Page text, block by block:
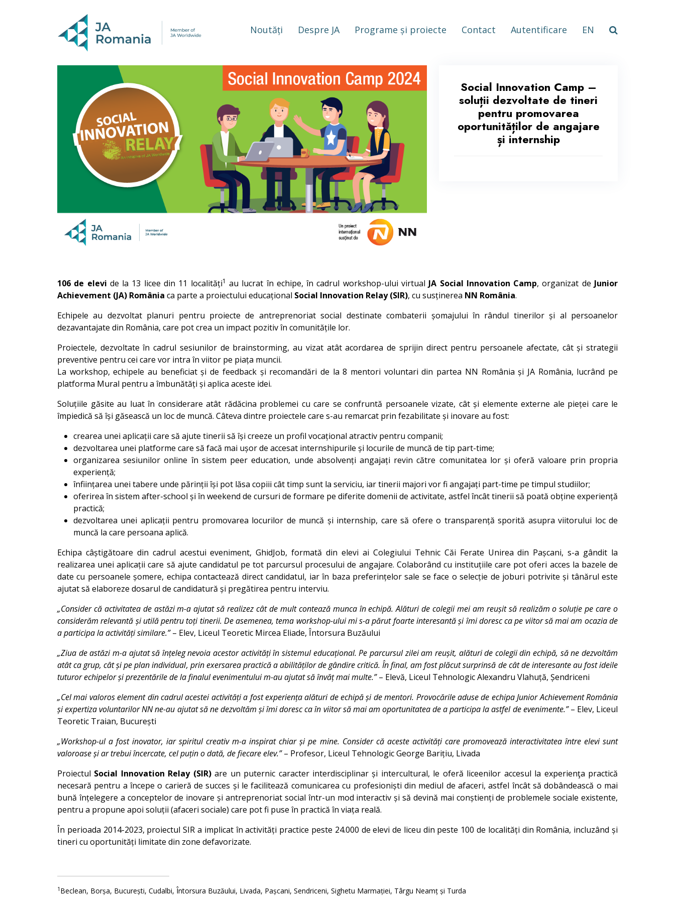
Noutăți Despre JA Programe și proiecte Contact Autentificare EN
Social Innovation Camp –
soluții dezvoltate de tineri
pentru promovarea
oportunităților de angajare
și internship
106 de elevi de la 13 licee din 11 localități1 au lucrat în echipe, în cadrul workshop-ului virtual JA Social Innovation Camp, organizat de Junior
Achievement (JA) România ca parte a proiectului educațional Social Innovation Relay (SIR), cu susținerea NN România.
Echipele au dezvoltat planuri pentru proiecte de antreprenoriat social destinate combaterii șomajului în rândul tinerilor și al persoanelor
dezavantajate din România, care pot crea un impact pozitiv în comunitățile lor.
Proiectele, dezvoltate în cadrul sesiunilor de brainstorming, au vizat atât acordarea de sprijin direct pentru persoanele afectate, cât și strategii
preventive pentru cei care vor intra în viitor pe piața muncii.
La workshop, echipele au beneficiat și de feedback și recomandări de la 8 mentori voluntari din partea NN România și JA România, lucrând pe
platforma Mural pentru a îmbunătăți și aplica aceste idei.
Soluțiile găsite au luat în considerare atât rădăcina problemei cu care se confruntă persoanele vizate, cât și elemente externe ale pieței care le
împiedică să își găsească un loc de muncă. Câteva dintre proiectele care s-au remarcat prin fezabilitate și inovare au fost:
crearea unei aplicații care să ajute tinerii să își creeze un profil vocațional atractiv pentru companii;
dezvoltarea unei platforme care să facă mai ușor de accesat internshipurile și locurile de muncă de tip part-time;
organizarea sesiunilor online în sistem peer education, unde absolvenți angajați revin către comunitatea lor și oferă valoare prin propria
experiență;
înființarea unei tabere unde părinții își pot lăsa copiii cât timp sunt la serviciu, iar tinerii majori vor fi angajați part-time pe timpul studiilor;
oferirea în sistem after-school și în weekend de cursuri de formare pe diferite domenii de activitate, astfel încât tinerii să poată obține experiență
practică;
dezvoltarea unei aplicații pentru promovarea locurilor de muncă și internship, care să ofere o transparență sporită asupra viitorului loc de
muncă la care persoana aplică.
Echipa câștigătoare din cadrul acestui eveniment, GhidJob, formată din elevi ai Colegiului Tehnic Căi Ferate Unirea din Pașcani, s-a gândit la
realizarea unei aplicații care să ajute candidatul pe tot parcursul procesului de angajare. Colaborând cu instituțiile care pot oferi acces la bazele de
date cu persoanele șomere, echipa contactează direct candidatul, iar în baza preferințelor sale se face o selecție de joburi potrivite și tânărul este
ajutat să elaboreze dosarul de candidatură și pregătirea pentru interviu.
„Consider că activitatea de astăzi m-a ajutat să realizez cât de mult contează munca în echipă. Alături de colegii mei am reușit să realizăm o soluție pe care o
considerăm relevantă și utilă pentru toți tinerii. De asemenea, tema workshop-ului mi s-a părut foarte interesantă și îmi doresc ca pe viitor să mai am ocazia de
a participa la activități similare.”– Elev, Liceul Teoretic Mircea Eliade, Întorsura Buzăului
„Ziua de astăzi m-a ajutat să înțeleg nevoia acestor activități în sistemul educațional. Pe parcursul zilei am reușit, alături de colegii din echipă, să ne dezvoltăm
atât ca grup, cât și pe plan individual, prin exersarea practică a abilităților de gândire critică. În final, am fost plăcut surprinsă de cât de interesante au fost ideile
tuturor echipelor și prezentările de la finalul evenimentului m-au ajutat să învăț mai multe.”– Elevă, Liceul Tehnologic Alexandru Vlahuță, Șendriceni
„Cel mai valoros element din cadrul acestei activități a fost experiența alături de echipă și de mentori. Provocările aduse de echipa Junior Achievement România
și expertiza voluntarilor NN ne-au ajutat să ne dezvoltăm și îmi doresc ca în viitor să mai am oportunitatea de a participa la astfel de evenimente.”– Elev, Liceul
Teoretic Traian, București
„Workshop-ul a fost inovator, iar spiritul creativ m-a inspirat chiar și pe mine. Consider că aceste activități care promovează interactivitatea între elevi sunt
valoroase și ar trebui încercate, cel puțin o dată, de fiecare elev.”– Profesor, Liceul Tehnologic George Barițiu, Livada
Proiectul Social Innovation Relay (SIR)are un puternic caracter interdisciplinar și intercultural, le oferă liceenilor accesul la experienţa practică
necesară pentru a începe o carieră de succes și le facilitează comunicarea cu profesioniști din mediul de afaceri, astfel încât să dobândească o mai
bună înțelegere a conceptelor de inovare și antreprenoriat social într-un mod interactiv și să devină mai conștienți de problemele sociale existente,
pentru a propune apoi soluții (afaceri sociale) care pot fi puse în practică în viața reală.
În perioada 2014-2023, proiectul SIR a implicat în activități practice peste 24.000 de elevi de liceu din peste 100 de localități din România, incluzând și
tineri cu oportunități limitate din zone defavorizate.
1 Beclean, Borșa, București, Cudalbi, Întorsura Buzăului, Livada, Pașcani, Sendriceni, Sighetu Marmației, Târgu Neamț și Turda